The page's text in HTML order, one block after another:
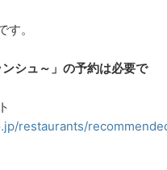
。
シュ～」の予約は必要で
restaurants/